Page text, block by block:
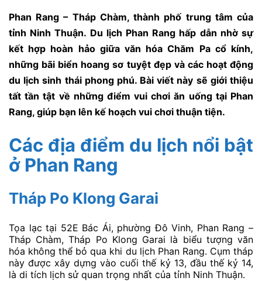
Phan Rang – Tháp Chàm, thành phố trung tâm của
tỉnh Ninh Thuận. Du lịch Phan Rang hấp dẫn nhờ sự
kết hợp hoàn hảo giữa văn hóa Chăm Pa cổ kính,
những bãi biển hoang sơ tuyệt đẹp và các hoạt động
du lịch sinh thái phong phú. Bài viết này sẽ giới thiệu
tất tần tật về những điểm vui chơi ăn uống tại Phan
Rang, giúp bạn lên kế hoạch vui chơi thuận tiện.
Các địa điểm du lịch nổi bật
ở Phan Rang
Tháp Po Klong Garai
Tọa lạc tại 52E Bác Ái, phường Đô Vinh, Phan Rang –
Tháp Chàm, Tháp Po Klong Garai là biểu tượng văn
hóa không thể bỏ qua khi du lịch Phan Rang. Cụm tháp
này được xây dựng vào cuối thế kỷ 13, đầu thế kỷ 14,
là di tích lịch sử quan trọng nhất của tỉnh Ninh Thuận.